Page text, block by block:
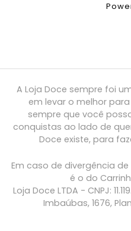
A Loja Doce sempre foi
em levar o melhor
sempre que você
conquistas ao lado de
Doce existe, para
Em caso de divergência
é o do
Loja Doce LTDA - CNPJ:
Imbaúbas, 1676,